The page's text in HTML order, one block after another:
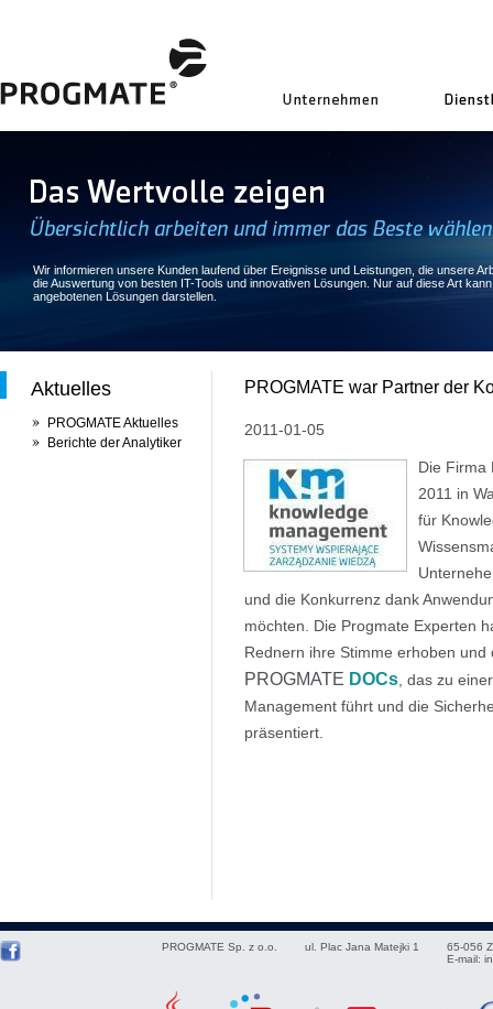
Wir informieren unsere Kunden laufend über Ereignisse und Leistungen, die unsere
die Auswertung von besten IT-Tools und innovativen Lösungen. Nur auf diese Art
angebotenen Lösungen darstellen.
Aktuelles
PROGMATE Aktuelles
Berichte der Analytiker
PROGMATE war Partner der
2011-01-05
Die Firma
2011 in
für
und die Konkurrenz dank
möchten. Die Progmate Experten
Rednern ihre Stimme erhoben
PROGMATE DOCs , das zu
Management führt und die
präsentiert.
PROGMATE Sp. z o.o. ul. Plac Jana Matejki 1 65-056
E-mail: